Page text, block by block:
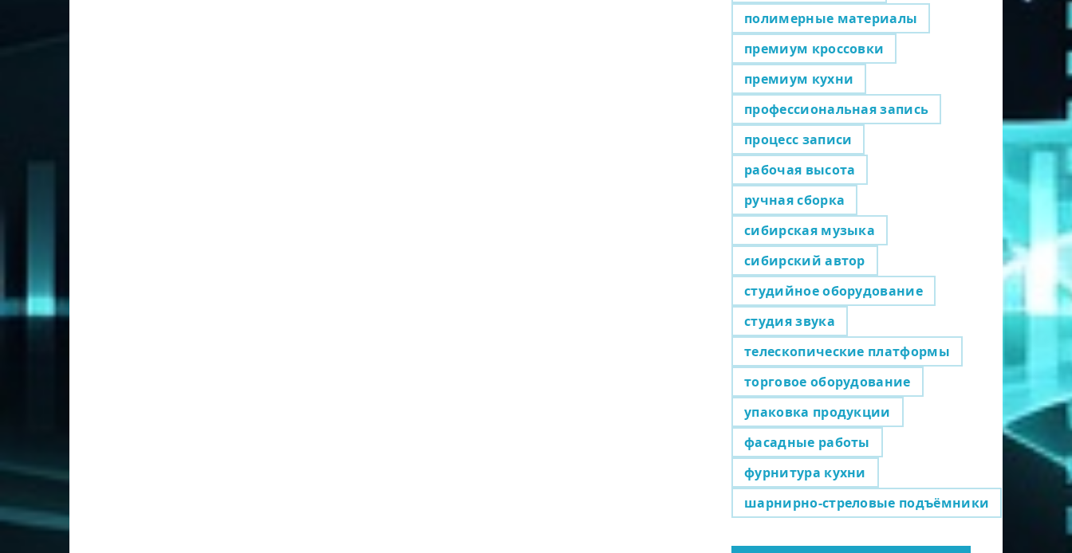
полимерные материалы
премиум кроссовки
премиум кухни
профессиональная запись
процесс записи
рабочая высота
ручная сборка
сибирская музыка
сибирский автор
студийное оборудование
студия звука
телескопические платформы
торговое оборудование
упаковка продукции
фасадные работы
фурнитура кухни
шарнирно-стреловые подъёмники